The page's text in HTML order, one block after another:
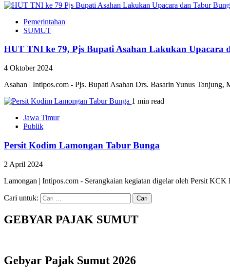
Pemerintahan
SUMUT
HUT TNI ke 79, Pjs Bupati Asahan Lakukan Upacara
4 Oktober 2024
Asahan | Intipos.com - Pjs. Bupati Asahan Drs. Basarin Yunus Tanjung,
1 min read
Jawa Timur
Publik
Persit Kodim Lamongan Tabur Bunga
2 April 2024
Lamongan | Intipos.com - Serangkaian kegiatan digelar oleh Persit
Cari untuk:
GEBYAR PAJAK SUMUT
Gebyar Pajak Sumut 2026